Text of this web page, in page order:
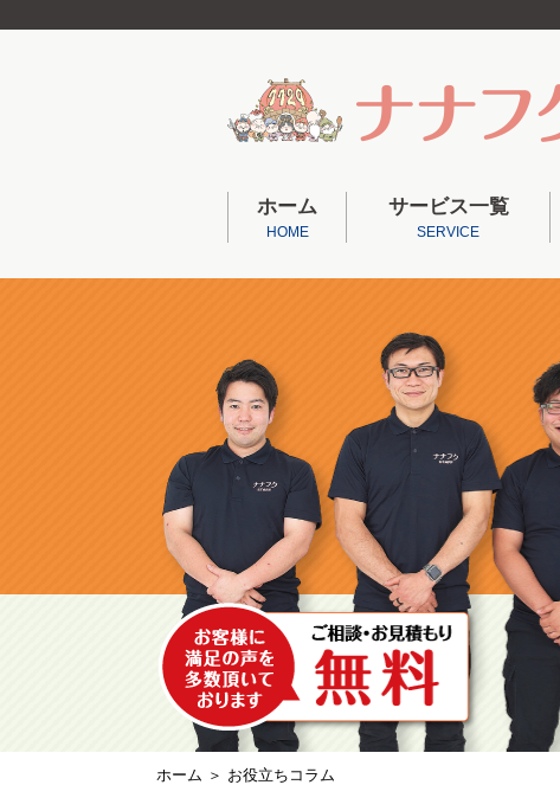
ホーム
HOME
サービス一覧
SERVICE
ホーム ＞ お役立ちコラム